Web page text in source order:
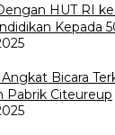
HUT RI
Kepada
Bicara
Pabrik Citeureup